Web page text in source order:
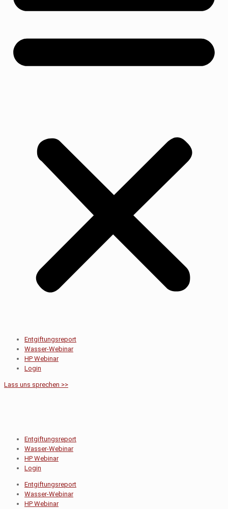
Entgiftungsreport
Wasser-Webinar
HP Webinar
Login
Lass uns sprechen >>
Entgiftungsreport
Wasser-Webinar
HP Webinar
Login
Entgiftungsreport
Wasser-Webinar
HP Webinar